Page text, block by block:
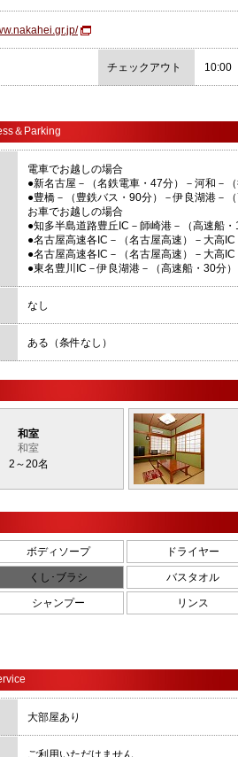
チェックアウト 10:00
＆Parking
電車でお越しの場合
●新名古屋－（名鉄電車・47分）－河和－
●豊橋－（豊鉄バス・90分）－伊良湖港－
お車でお越しの場合
●知多半島道路豊丘IC－師崎港－（高速船
●名古屋高速各IC－（名古屋高速）－大高
●名古屋高速各IC－（名古屋高速）－大高
●東名豊川IC－伊良湖港－（高速船・30分
なし
ある（条件なし）
和室
和室
2～20名
ボディソープ ドライヤー
くし･ブラシ バスタオル
シャンプー リンス
大部屋あり
ご利用いただけません